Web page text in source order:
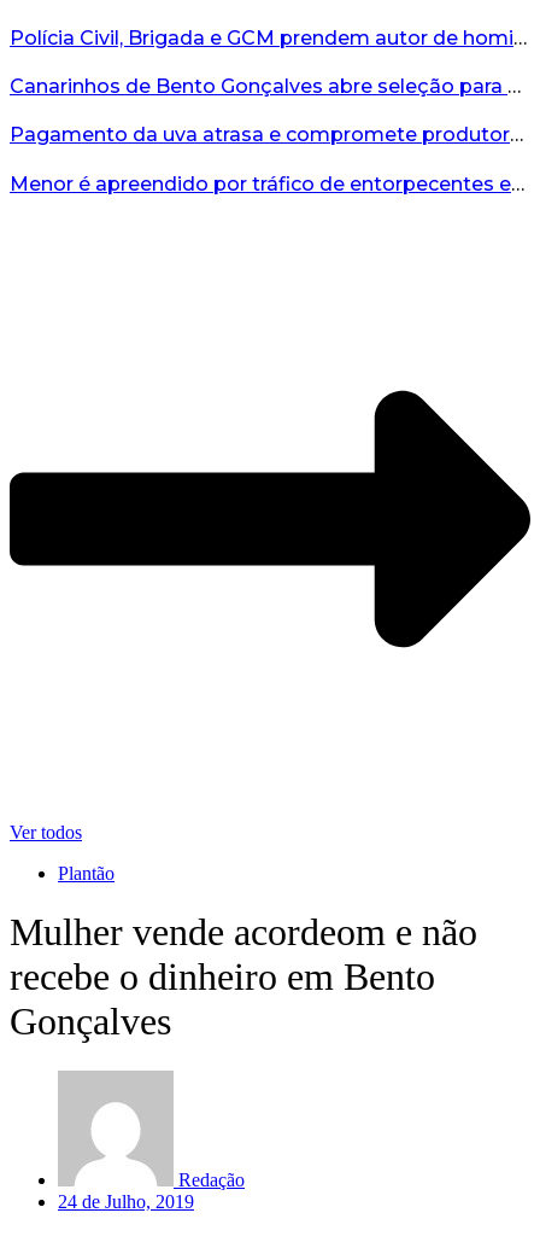
Polícia Civil, Brigada e GCM prendem autor de homicídio em Bento Gonçalves...
Canarinhos de Bento Gonçalves abre seleção para novos integrantes...
Pagamento da uva atrasa e compromete produtores...
Menor é apreendido por tráfico de entorpecentes em Veranópolis...
Ver todos
Plantão
Mulher vende acordeom e não
recebe o dinheiro em Bento
Gonçalves
Redação
24 de Julho, 2019